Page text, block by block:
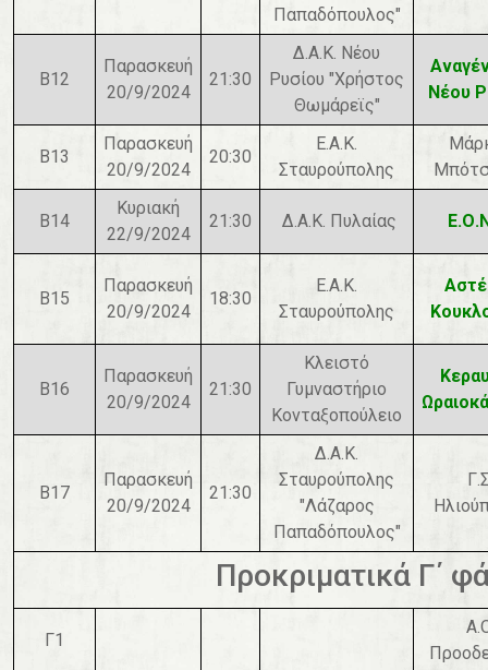
Παπαδόπουλος"
Β12
Παρασκευή
20/9/2024
21:30
Δ.Α.Κ. Νέου
Ρυσίου "Χρήστος
Θωμάρεϊς"
Νέου
Β13
Παρασκευή
20/9/2024
20:30
Ε.Α.Κ.
Σταυρούπολης
Β14
Κυριακή
22/9/2024
21:30 Δ.Α.Κ. Πυλαίας
Β15
Παρασκευή
20/9/2024
18:30
Ε.Α.Κ.
Σταυρούπολης
Β16
Παρασκευή
20/9/2024
21:30
Κλειστό
Γυμναστήριο
Κονταξοπούλειο
Β17
Παρασκευή
20/9/2024
21:30
Δ.Α.Κ.
Σταυρούπολης
"Λάζαρος
Παπαδόπουλος"
Προκριματικά Γ΄
Γ1